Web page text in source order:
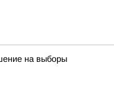
на выборы